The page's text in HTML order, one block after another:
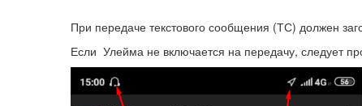
При передаче текстового сообщения (ТС) должен
Если Улейма не включается на передачу, следует